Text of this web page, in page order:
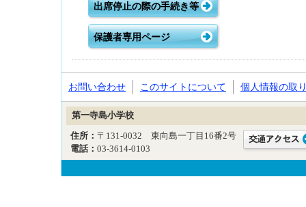
出席停止の際の手続き等
保護者専用ページ
お問い合わせ このサイトについて 個人情報の取
第一寺島小学校
住所： 〒131-0032 東向島一丁目16番2号
電話： 03-3614-0103